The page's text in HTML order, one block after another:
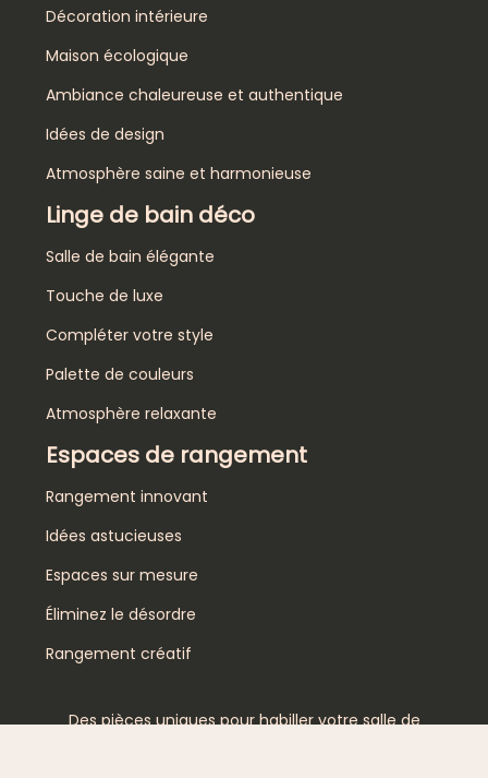
Décoration intérieure
Maison écologique
Ambiance chaleureuse et authentique
Idées de design
Atmosphère saine et harmonieuse
Linge de bain déco
Salle de bain élégante
Touche de luxe
Compléter votre style
Palette de couleurs
Atmosphère relaxante
Espaces de rangement
Rangement innovant
Idées astucieuses
Espaces sur mesure
Éliminez le désordre
Rangement créatif
Des pièces uniques pour habiller votre salle de